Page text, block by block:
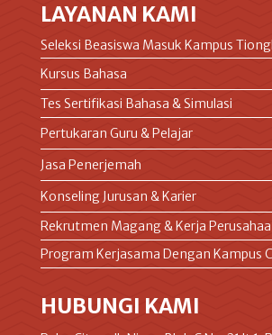
LAYANAN KAMI
Seleksi Beasiswa Masuk Kampus
Kursus Bahasa
Tes Sertifikasi Bahasa & Simulasi
Pertukaran Guru & Pelajar
Jasa Penerjemah
Konseling Jurusan & Karier
Rekrutmen Magang & Kerja
Program Kerjasama Dengan Kampus
HUBUNGI KAMI